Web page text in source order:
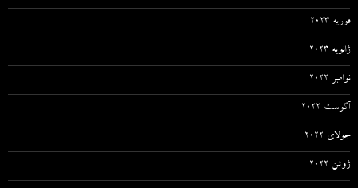
فوریه 2023
ژانویه 2023
نوامبر 2022
آگوست 2022
جولای 2022
ژوئن 2022